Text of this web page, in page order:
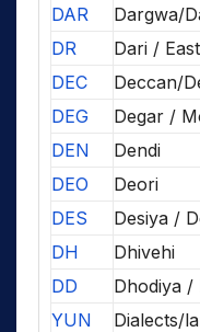
DAR
Dargwa/
DR
Dari /
DEC
Deccan/
DEG
Degar /
DEN
Dendi
DEO
Deori
DES
Desiya /
DH
Dhivehi
DD
Dhodiya /
YUN
Dialects/